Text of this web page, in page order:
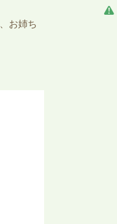
お姉ち